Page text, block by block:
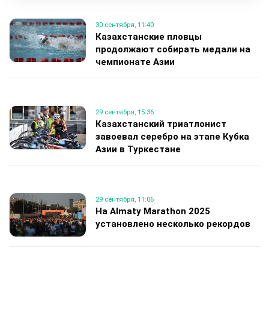
30 сентября, 11:40
Казахстанские пловцы
продолжают собирать медали на
чемпионате Азии
29 сентября, 15:36
Казахстанский триатлонист
завоевал серебро на этапе Кубка
Азии в Туркестане
29 сентября, 11:06
На Almaty Marathon 2025
установлено несколько рекордов